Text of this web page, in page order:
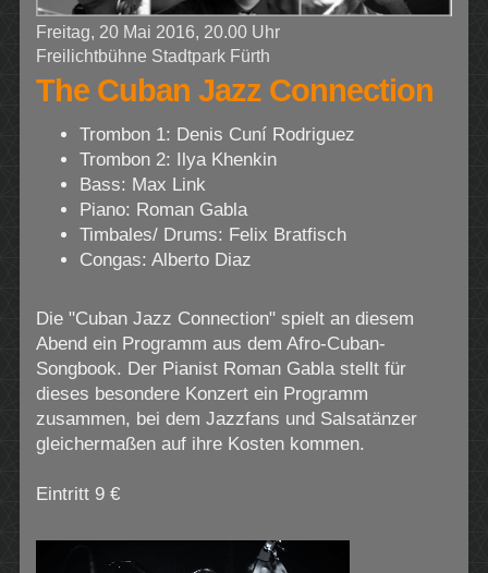
Freitag, 20 Mai 2016, 20.00 Uhr
Freilichtbühne Stadtpark Fürth
The Cuban Jazz Connection
Trombon 1: Denis Cuní Rodriguez
Trombon 2: Ilya Khenkin
Bass: Max Link
Piano: Roman Gabla
Timbales/ Drums: Felix Bratfisch
Congas: Alberto Diaz
Die "Cuban Jazz Connection" spielt an diesem
Abend ein Programm aus dem Afro-Cuban-
Songbook. Der Pianist Roman Gabla stellt für
dieses besondere Konzert ein Programm
zusammen, bei dem Jazzfans und Salsatänzer
gleichermaßen auf ihre Kosten kommen.
Eintritt 9 €